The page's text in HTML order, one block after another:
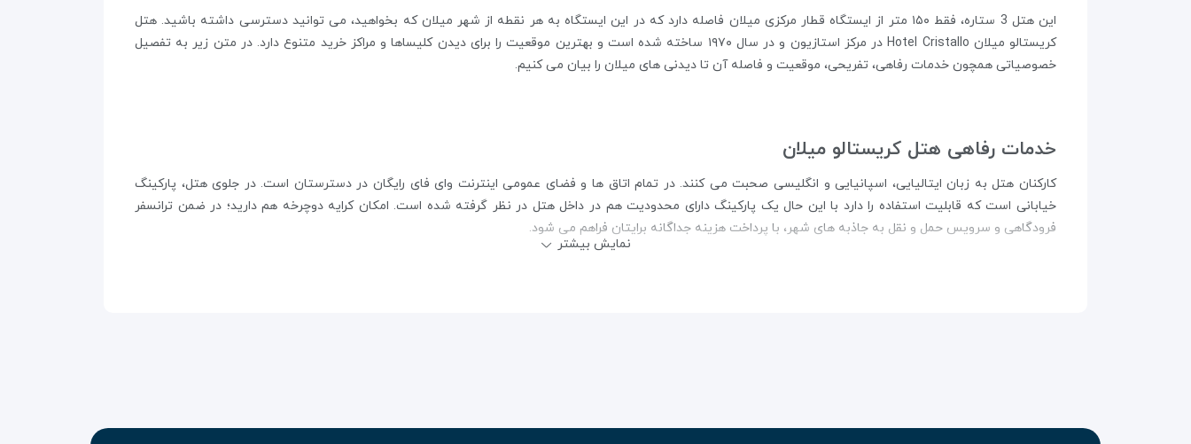
این هتل 3 ستاره، فقط ۱۵۰ متر از ایستگاه قطار مرکزی میلان فاصله دارد که در این ایستگاه به هر نقطه از شهر میلان که بخواهید، می توانید دسترسی داشته باشید. هتل
کریستالو میلان Hotel Cristallo در مرکز استازیون و در سال ۱۹۷۰ ساخته شده است و بهترین موقعیت را برای دیدن کلیساها و مراکز خرید متنوع دارد. در متن زیر به تفصیل
خصوصیاتی همچون خدمات رفاهی، تفریحی، موقعیت و فاصله آن تا دیدنی های میلان را بیان می کنیم.
خدمات رفاهی هتل کریستالو میلان
کارکنان هتل به زبان ایتالیایی، اسپانیایی و انگلیسی صحبت می کنند. در تمام اتاق ها و فضای عمومی اینترنت وای فای رایگان در دسترستان است. در جلوی هتل، پارکینگ
خیابانی است که قابلیت استفاده را دارد با این حال یک پارکینگ دارای محدودیت هم در داخل هتل در نظر گرفته شده است. امکان کرایه دوچرخه هم دارید؛ در ضمن ترانسفر
فرودگاهی و سرویس حمل و نقل به جاذبه های شهر، با پرداخت هزینه جداگانه برایتان فراهم می شود.
نمایش بیشتر